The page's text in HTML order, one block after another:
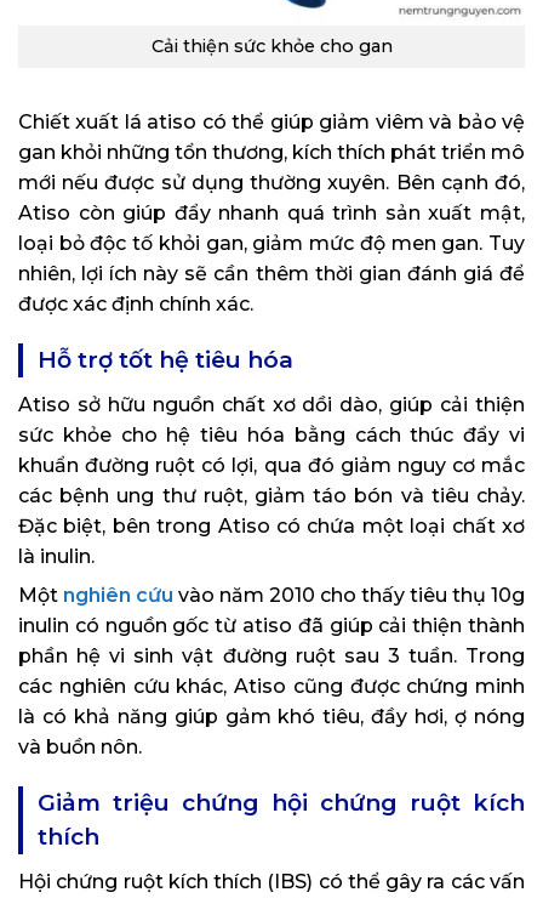
Cải thiện sức khỏe cho gan
Chiết xuất lá atiso có thể giúp giảm viêm và bảo vệ
gan khỏi những tổn thương, kích thích phát triển mô
mới nếu được sử dụng thường xuyên. Bên cạnh đó,
Atiso còn giúp đẩy nhanh quá trình sản xuất mật,
loại bỏ độc tố khỏi gan, giảm mức độ men gan. Tuy
nhiên, lợi ích này sẽ cần thêm thời gian đánh giá để
được xác định chính xác.
Hỗ trợ tốt hệ tiêu hóa
Atiso sở hữu nguồn chất xơ dồi dào, giúp cải thiện
sức khỏe cho hệ tiêu hóa bằng cách thúc đẩy vi
khuẩn đường ruột có lợi, qua đó giảm nguy cơ mắc
các bệnh ung thư ruột, giảm táo bón và tiêu chảy.
Đặc biệt, bên trong Atiso có chứa một loại chất xơ
là inulin.
Một nghiên cứu vào năm 2010 cho thấy tiêu thụ 10g
inulin có nguồn gốc từ atiso đã giúp cải thiện thành
phần hệ vi sinh vật đường ruột sau 3 tuần. Trong
các nghiên cứu khác, Atiso cũng được chứng minh
là có khả năng giúp gảm khó tiêu, đầy hơi, ợ nóng
và buồn nôn.
Giảm triệu chứng hội chứng ruột kích
thích
Hội chứng ruột kích thích (IBS) có thể gây ra các vấn